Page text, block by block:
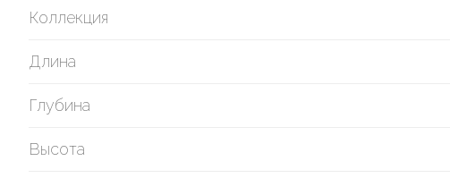
Коллекция
Длина
Глубина
Высота